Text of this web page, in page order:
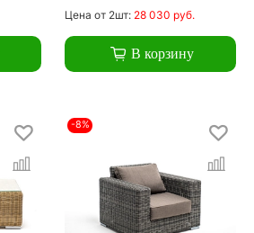
Цена от 2шт: 28 030 руб.
В корзину
-8%